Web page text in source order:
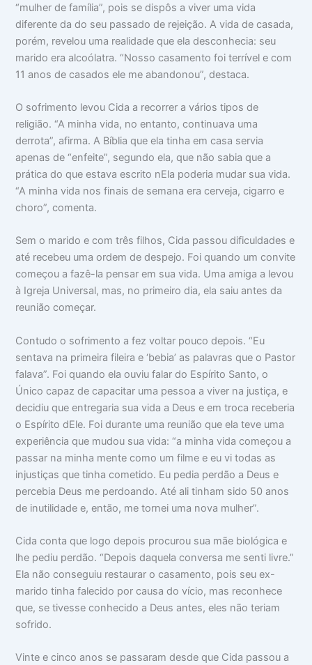
“mulher de família”, pois se dispôs a viver uma vida
diferente da do seu passado de rejeição. A vida de casada,
porém, revelou uma realidade que ela desconhecia: seu
marido era alcoólatra. “Nosso casamento foi terrível e com
11 anos de casados ele me abandonou”, destaca.
O sofrimento levou Cida a recorrer a vários tipos de
religião. “A minha vida, no entanto, continuava uma
derrota”, afirma. A Bíblia que ela tinha em casa servia
apenas de “enfeite”, segundo ela, que não sabia que a
prática do que estava escrito nEla poderia mudar sua vida.
“A minha vida nos finais de semana era cerveja, cigarro e
choro”, comenta.
Sem o marido e com três filhos, Cida passou dificuldades e
até recebeu uma ordem de despejo. Foi quando um convite
começou a fazê-la pensar em sua vida. Uma amiga a levou
à Igreja Universal, mas, no primeiro dia, ela saiu antes da
reunião começar.
Contudo o sofrimento a fez voltar pouco depois. “Eu
sentava na primeira fileira e ‘bebia’ as palavras que o Pastor
falava”. Foi quando ela ouviu falar do Espírito Santo, o
Único capaz de capacitar uma pessoa a viver na justiça, e
decidiu que entregaria sua vida a Deus e em troca receberia
o Espírito dEle. Foi durante uma reunião que ela teve uma
experiência que mudou sua vida: “a minha vida começou a
passar na minha mente como um filme e eu vi todas as
injustiças que tinha cometido. Eu pedia perdão a Deus e
percebia Deus me perdoando. Até ali tinham sido 50 anos
de inutilidade e, então, me tornei uma nova mulher”.
Cida conta que logo depois procurou sua mãe biológica e
lhe pediu perdão. “Depois daquela conversa me senti livre.”
Ela não conseguiu restaurar o casamento, pois seu ex-
marido tinha falecido por causa do vício, mas reconhece
que, se tivesse conhecido a Deus antes, eles não teriam
sofrido.
Vinte e cinco anos se passaram desde que Cida passou a